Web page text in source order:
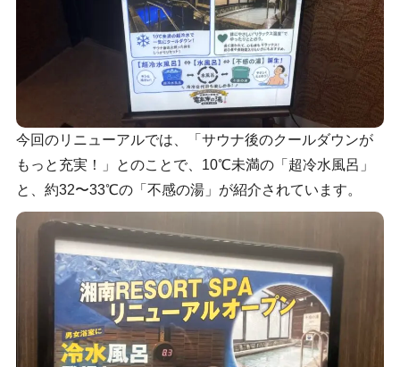
今回のリニューアルでは、「サウナ後のクールダウンが
もっと充実！」とのことで、10℃未満の「超冷水風呂」
と、約32〜33℃の「不感の湯」が紹介されています。